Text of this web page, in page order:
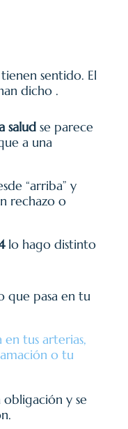
sentido. El
dicho .
saludse parece
a una
“arriba” y
rechazo o
lo hago distinto
que pasa en tu
tus arterias,
o tu
obligación y se